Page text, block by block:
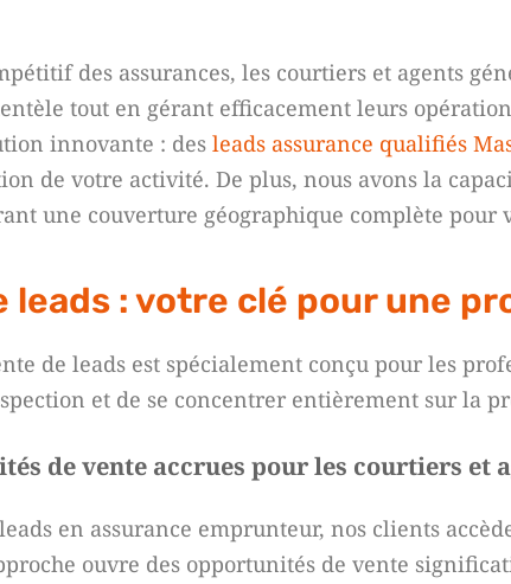
des assurances, les courtiers et agents
tout en gérant efficacement leurs
innovante : des leads assurance qualifiés
de votre activité. De plus, nous avons la
une couverture géographique complète pour
leads : votre clé pour une
de leads est spécialement conçu pour les
et de se concentrer entièrement sur la
de vente accrues pour les courtiers et
en assurance emprunteur, nos clients
ouvre des opportunités de vente